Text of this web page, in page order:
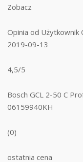
Zobacz
Opinia od Użytkownik
2019-09-13
4,5/5
Bosch GCL 2-50 C
06159940KH
(0)
ostatnia cena